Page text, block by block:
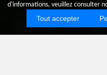
d'informations, veuillez consulter
Tout accepter